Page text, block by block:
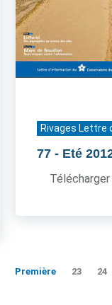
Rivages Lettre
77 - Eté
Première 23 24